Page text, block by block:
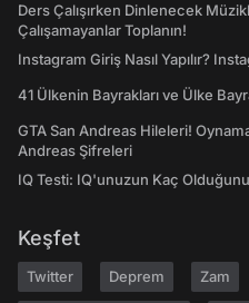
Ders Çalışırken Dinlenecek
Çalışamayanlar Toplanın!
Instagram Giriş Nasıl Yapılır?
41 Ülkenin Bayrakları ve Ülke
GTA San Andreas Hileleri!
Andreas Şifreleri
IQ Testi: IQ'unuzun Kaç
Keşfet
Twitter Deprem Zam